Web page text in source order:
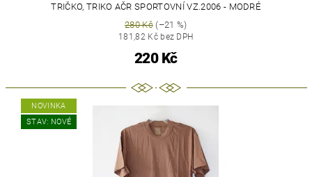
TRIČKO, TRIKO AČR SPORTOVNÍ VZ.2006 - MODRÉ
280 Kč(–21 %)
181,82 Kč bez DPH
220 Kč
NOVINKA
STAV: NOVÉ